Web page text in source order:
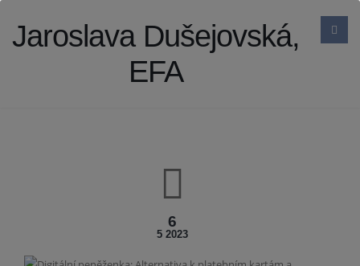
Jaroslava Dušejovská,
EFA
6
5 2023